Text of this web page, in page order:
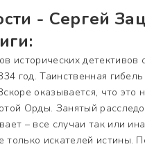
- Сергей
исторических детективов
год. Таинственная
оказывается, что это
Орды. Занятый
– все случаи так или
искателей истины.